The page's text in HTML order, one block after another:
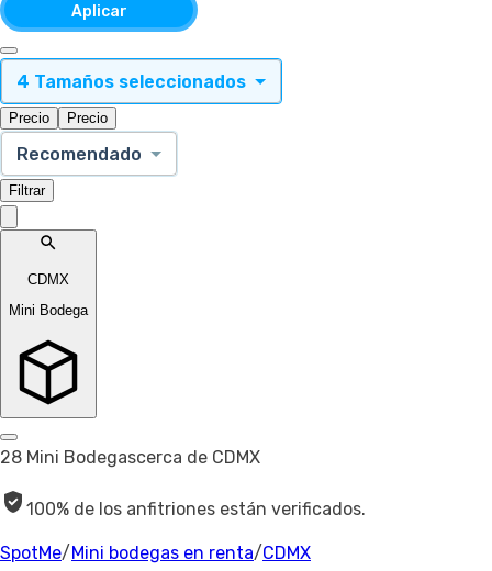
Aplicar
4 Tamaños seleccionados
Precio Precio
Recomendado
Filtrar
CDMX
Mini Bodega
28 Mini Bodegascerca de CDMX
100% de los anfitriones están verificados.
SpotMe/ Mini bodegas en renta/CDMX